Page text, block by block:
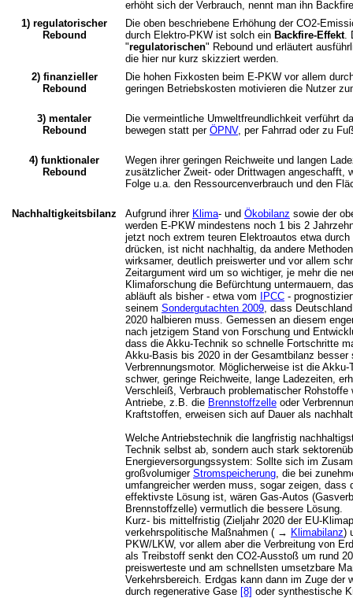
erhöht sich der Verbrauch, nennt man ihn
1) regulatorischer
Rebound
Die oben beschriebene Erhöhung der CO2-
durch Elektro-PKW ist solch ein Backfire-Effekt.
"regulatorischen" Rebound und erläutert
die hier nur kurz skizziert werden.
2) finanzieller
Rebound
Die hohen Fixkosten beim E-PKW vor allem
geringen Betriebskosten motivieren die Nutzer
3) mentaler
Rebound
Die vermeintliche Umweltfreundlichkeit verführt
bewegen statt per ÖPNV, per Fahrrad oder zu
4) funktionaler
Rebound
Wegen ihrer geringen Reichweite und langen
zusätzlicher Zweit- oder Drittwagen angeschafft,
Folge u.a. den Ressourcenverbrauch und den
Nachhaltigkeitsbilanz Aufgrund ihrer Klima- und Ökobilanz sowie der
werden E-PKW mindestens noch 1 bis 2
jetzt noch extrem teuren Elektroautos etwa
drücken, ist nicht nachhaltig, da andere
wirksamer, deutlich preiswerter und vor allem
Zeitargument wird um so wichtiger, je mehr die
Klimaforschung die Befürchtung untermauern,
abläuft als bisher - etwa vom
IPCC -
seinem Sondergutachten 2009, dass
2020 halbieren muss. Gemessen an diesem
nach jetzigem Stand von Forschung und
dass die Akku-Technik so schnelle Fortschritte
Akku-Basis bis 2020 in der Gesamtbilanz
Verbrennungsmotor. Möglicherweise ist die
schwer, geringe Reichweite, lange Ladezeiten,
Verschleiß, Verbrauch problematischer
Antriebe, z.B. die Brennstoffzelle oder
Kraftstoffen, erweisen sich auf Dauer als
Welche Antriebstechnik die langfristig
Technik selbst ab, sondern auch stark
Energieversorgungssystem: Sollte sich im
großvolumiger Stromspeicherung, die bei
umfangreicher werden muss, sogar zeigen, dass
effektivste Lösung ist, wären Gas-Autos
Brennstoffzelle) vermutlich die bessere Lösung.
Kurz- bis mittelfristig (Zieljahr 2020 der EU-
verkehrspolitische Maßnahmen ( → Klimabilanz)
PKW/LKW, vor allem aber die Verbreitung von
als Treibstoff senkt den CO2-Ausstoß um rund
preiswerteste und am schnellsten umsetzbare
Verkehrsbereich. Erdgas kann dann im Zuge der
durch regenerative Gase [8] oder synthestische